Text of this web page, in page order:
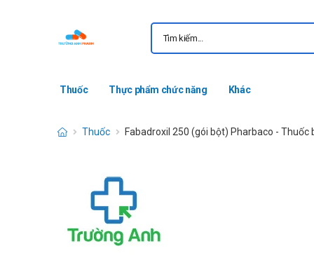
Thuốc Thực phẩm chức năng Khác
Thuốc Fabadroxil 250 (gói bột) Pharbaco - Thuốc